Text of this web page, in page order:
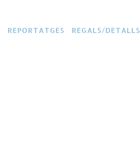
REPORTATGES REGALS/DETALLS